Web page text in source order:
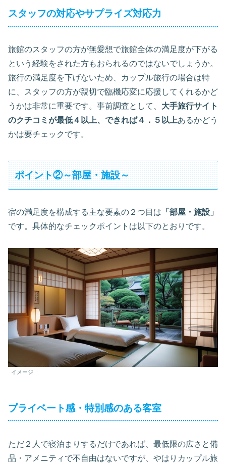
スタッフの対応やサプライズ対応力
旅館のスタッフの方が無愛想で旅館全体の満足度が下がる
という経験をされた方もおられるのではないでしょうか。
旅行の満足度を下げないため、カップル旅行の場合は特
に、スタッフの方が親切で臨機応変に応援してくれるかど
うかは非常に重要です。事前調査として、 大手旅行サイト
のクチコミが最低４以上、できれば４．５以上あるかどう
かは要チェックです。
ポイント②～部屋・施設～
宿の満足度を構成する主な要素の２つ目は 「部屋・施設」
です。具体的なチェックポイントは以下のとおりです。
イメージ
プライベート感・特別感のある客室
ただ２人で寝泊まりするだけであれば、最低限の広さと備
品・アメニティで不自由はないですが、やはりカップル旅